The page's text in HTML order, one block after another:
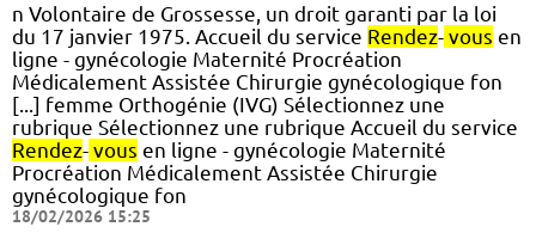
n Volontaire de Grossesse, un droit garanti par la loi
du 17 janvier 1975. Accueil du service Rendez- vous en
ligne - gynécologie Maternité Procréation
Médicalement Assistée Chirurgie gynécologique fon
[...] femme Orthogénie (IVG) Sélectionnez une
rubrique Sélectionnez une rubrique Accueil du service
Rendez- vous en ligne - gynécologie Maternité
Procréation Médicalement Assistée Chirurgie
gynécologique fon
18/02/2026 15:25